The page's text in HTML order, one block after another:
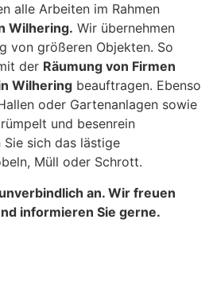
alle Arbeiten im Rahmen
Wilhering. Wir übernehmen
von größeren Objekten. So
der Räumung von Firmen
Wilhering beauftragen. Ebenso
oder Gartenanlagen sowie
und besenrein
Sie sich das lästige
Müll oder Schrott.
an. Wir freuen
informieren Sie gerne.